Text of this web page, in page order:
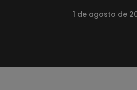
1 de agosto de